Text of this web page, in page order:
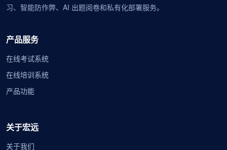
习、智能防作弊、AI 出题阅卷和私有化部署服务。
产品服务
在线考试系统
在线培训系统
产品功能
关于宏远
关于我们